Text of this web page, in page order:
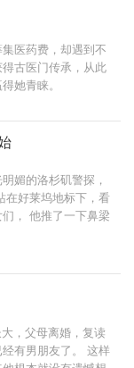
医药费，却遇到不
古医门传承，从此
她青睐。
媚的洛杉矶警探，
在好莱坞地标下，看
， 他推了一下鼻梁
黑暗世界，杀手、
，父母离婚，复读
有男朋友了。 这样